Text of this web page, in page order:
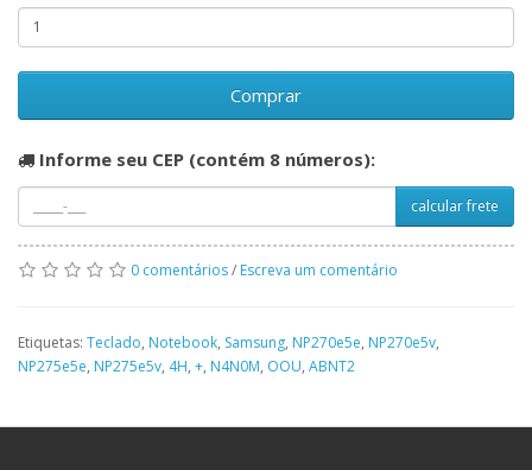
Comprar
Informe seu CEP (contém 8 números):
calcular frete
0 comentários/ Escreva um comentário
Etiquetas: Teclado, Notebook, Samsung, NP270e5e, NP270e5v,
NP275e5e, NP275e5v, 4H, +, N4N0M, OOU, ABNT2